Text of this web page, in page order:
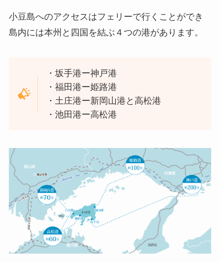
小豆島へのアクセスはフェリーで行くことができ
島内には本州と四国を結ぶ４つの港があります。
・坂手港ー神戸港
・福田港ー姫路港
・土庄港ー新岡山港と高松港
・池田港ー高松港